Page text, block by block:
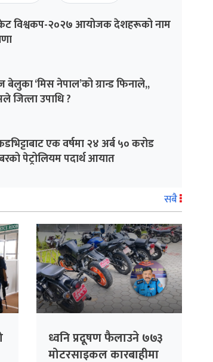
विश्वकप-२०२७ आयोजक देशहरूको नाम
‘मिस नेपाल’को ग्रान्ड फिनाले,,
जित्ला उपाधि ?
एक वर्षमा २४ अर्ब ५० करोड
पेट्रोलियम पदार्थ आयात
सबै
ध्वनि प्रदूषण फैलाउने ७७३
मोटरसाइकल कारबाहीमा